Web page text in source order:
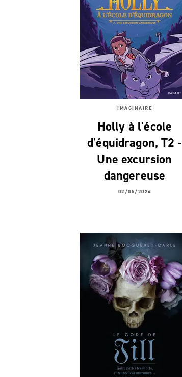
IMAGINAIRE
Holly à l'école
d'équidragon, T2 -
Une excursion
dangereuse
02/05/2024